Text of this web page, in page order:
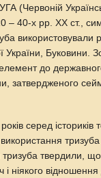
(Червоній
– 40-х рр. ХХ ст.,
використовували
України, Буковини.
до
затвердженого
серед істориків
твердили,
і ніякого